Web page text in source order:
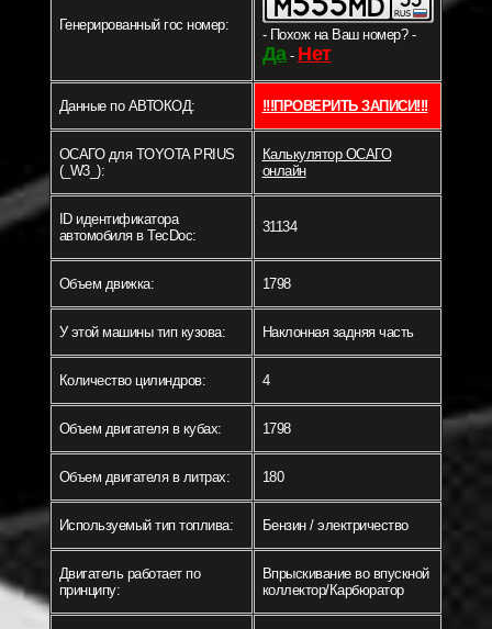
Генерированный гос номер:
- Похож на Ваш номер? -
Да- Нет
Данные по АВТОКОД: !!!ПРОВЕРИТЬ ЗАПИСИ!!!
ОСАГО для TOYOTA PRIUS
(_W3_):
Калькулятор ОСАГО
онлайн
ID идентификатора
автомобиля в TecDoc:
31134
Объем движка: 1798
У этой машины тип кузова: Наклонная задняя часть
Количество цилиндров: 4
Объем двигателя в кубах: 1798
Объем двигателя в литрах: 180
Используемый тип топлива: Бензин / электричество
Двигатель работает по
принципу:
Впрыскивание во впускной
коллектор/Карбюратор